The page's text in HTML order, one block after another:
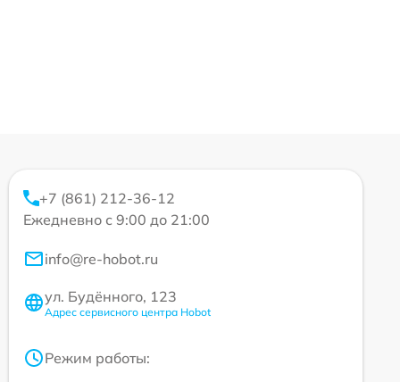
+7 (861) 212-36-12
Ежедневно с 9:00 до 21:00
info@re-hobot.ru
ул. Будённого, 123
Адрес сервисного центра Hobot
Режим работы: